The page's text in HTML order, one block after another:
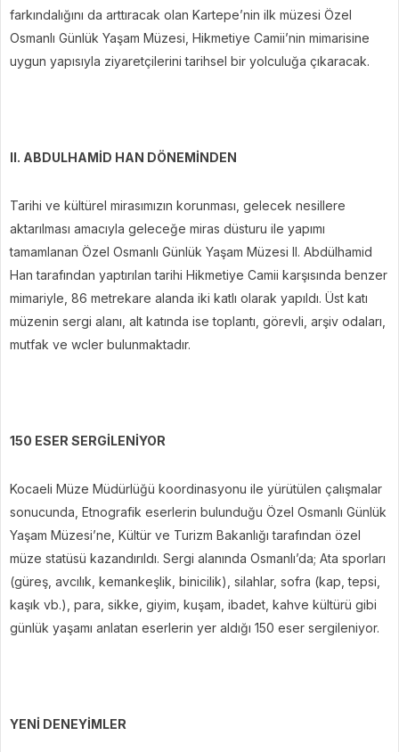
farkındalığını da arttıracak olan Kartepe’nin ilk müzesi Özel
Osmanlı Günlük Yaşam Müzesi, Hikmetiye Camii’nin mimarisine
uygun yapısıyla ziyaretçilerini tarihsel bir yolculuğa çıkaracak.
II. ABDULHAMİD HAN DÖNEMİNDEN
Tarihi ve kültürel mirasımızın korunması, gelecek nesillere
aktarılması amacıyla geleceğe miras düsturu ile yapımı
tamamlanan Özel Osmanlı Günlük Yaşam Müzesi II. Abdülhamid
Han tarafından yaptırılan tarihi Hikmetiye Camii karşısında benzer
mimariyle, 86 metrekare alanda iki katlı olarak yapıldı. Üst katı
müzenin sergi alanı, alt katında ise toplantı, görevli, arşiv odaları,
mutfak ve wcler bulunmaktadır.
150 ESER SERGİLENİYOR
Kocaeli Müze Müdürlüğü koordinasyonu ile yürütülen çalışmalar
sonucunda, Etnografik eserlerin bulunduğu Özel Osmanlı Günlük
Yaşam Müzesi’ne, Kültür ve Turizm Bakanlığı tarafından özel
müze statüsü kazandırıldı. Sergi alanında Osmanlı’da; Ata sporları
(güreş, avcılık, kemankeşlik, binicilik), silahlar, sofra (kap, tepsi,
kaşık vb.), para, sikke, giyim, kuşam, ibadet, kahve kültürü gibi
günlük yaşamı anlatan eserlerin yer aldığı 150 eser sergileniyor.
YENİ DENEYİMLER